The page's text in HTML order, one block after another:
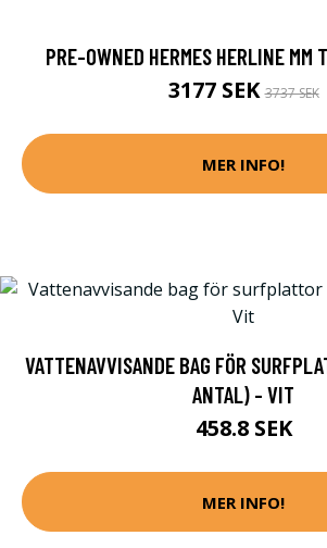
PRE-OWNED HERMES HERLINE MM
3177 SEK3737 SEK
MER INFO!
VATTENAVVISANDE BAG FÖR
ANTAL) - VIT
458.8 SEK
MER INFO!